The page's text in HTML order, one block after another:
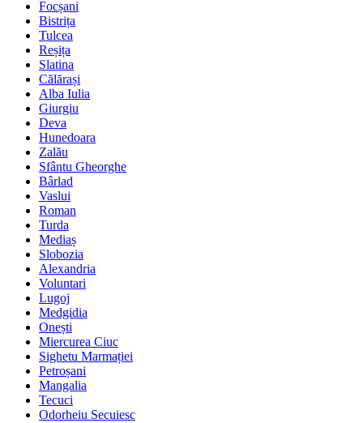
Focșani
Bistrița
Tulcea
Reșița
Slatina
Călărași
Alba Iulia
Giurgiu
Deva
Hunedoara
Zalău
Sfântu Gheorghe
Bârlad
Vaslui
Roman
Turda
Mediaș
Slobozia
Alexandria
Voluntari
Lugoj
Medgidia
Onești
Miercurea Ciuc
Sighetu Marmației
Petroșani
Mangalia
Tecuci
Odorheiu Secuiesc